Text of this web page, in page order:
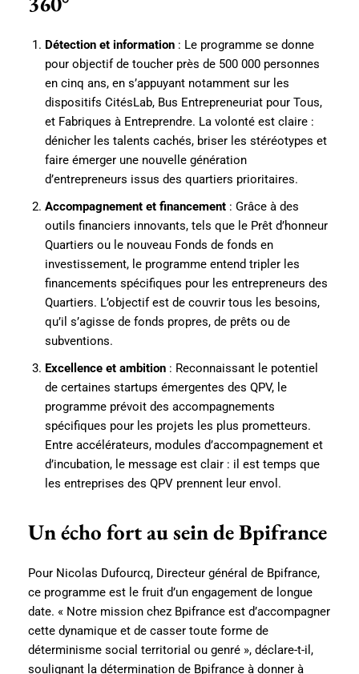
Détection et information : Le programme se donne
pour objectif de toucher près de 500 000 personnes
en cinq ans, en s’appuyant notamment sur les
dispositifs CitésLab, Bus Entrepreneuriat pour Tous,
et Fabriques à Entreprendre. La volonté est claire :
dénicher les talents cachés, briser les stéréotypes et
faire émerger une nouvelle génération
d’entrepreneurs issus des quartiers prioritaires.
Accompagnement et financement : Grâce à des
outils financiers innovants, tels que le Prêt d’honneur
Quartiers ou le nouveau Fonds de fonds en
investissement, le programme entend tripler les
financements spécifiques pour les entrepreneurs des
Quartiers. L’objectif est de couvrir tous les besoins,
qu’il s’agisse de fonds propres, de prêts ou de
subventions.
Excellence et ambition : Reconnaissant le potentiel
de certaines startups émergentes des QPV, le
programme prévoit des accompagnements
spécifiques pour les projets les plus prometteurs.
Entre accélérateurs, modules d’accompagnement et
d’incubation, le message est clair : il est temps que
les entreprises des QPV prennent leur envol.
Un écho fort au sein de Bpifrance
Pour Nicolas Dufourcq, Directeur général de Bpifrance,
ce programme est le fruit d’un engagement de longue
date. « Notre mission chez Bpifrance est d’accompagner
cette dynamique et de casser toute forme de
déterminisme social territorial ou genré », déclare-t-il,
soulignant la détermination de Bpifrance à donner à